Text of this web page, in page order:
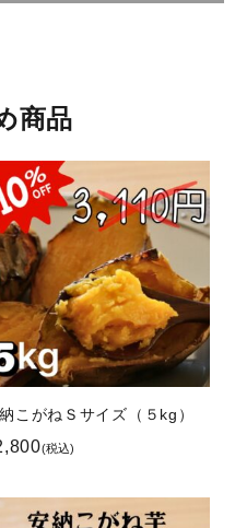
商品
こがねＳサイズ（５kg）
(税込)